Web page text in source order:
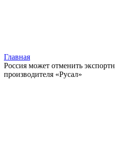
Главная
Россия может отменить
производителя «Русал»